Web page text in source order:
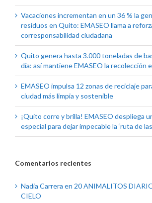
Vacaciones incrementan en un 36 % la
residuos en Quito: EMASEO llama a
corresponsabilidad ciudadana
Quito genera hasta 3.000 toneladas de
día: así mantiene EMASEO la recolección
EMASEO impulsa 12 zonas de reciclaje
ciudad más limpia y sostenible
¡Quito corre y brilla! EMASEO despliega
especial para dejar impecable la ‘ruta de
Comentarios recientes
Nadia Carrera en 20 ANIMALITOS
CIELO